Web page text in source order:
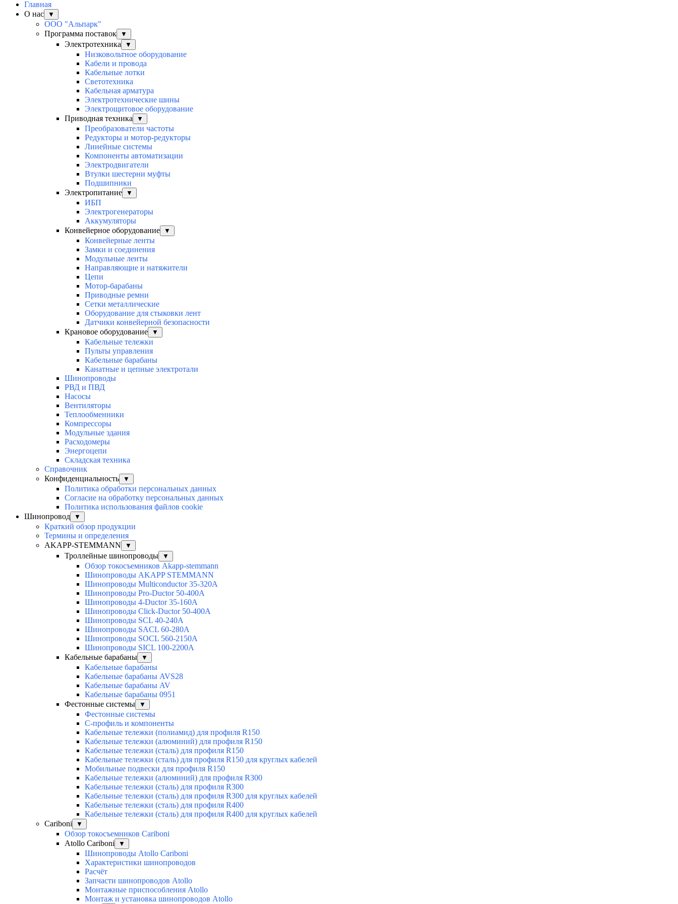
Главная
О нас
▼
ООО "Альпарк"
Программа поставок
▼
Электротехника ▼
Низковольтное оборудование
Кабели и провода
Кабельные лотки
Светотехника
Кабельная арматура
Электротехнические шины
Электрощитовое оборудование
Приводная техника
▼
Преобразователи частоты
Редукторы и мотор-редукторы
Линейные системы
Компоненты автоматизации
Электродвигатели
Втулки шестерни муфты
Подшипники
Электропитание
▼
ИБП
Электрогенераторы
Аккумуляторы
Конвейерное оборудование
▼
Конвейерные ленты
Замки и соединения
Модульные ленты
Направляющие и натяжители
Цепи
Мотор-барабаны
Приводные ремни
Сетки металлические
Оборудование для стыковки лент
Датчики конвейерной безопасности
Крановое оборудование
▼
Кабельные тележки
Пульты управления
Кабельные барабаны
Канатные и цепные электротали
Шинопроводы
РВД и ПВД
Насосы
Вентиляторы
Теплообменники
Компрессоры
Модульные здания
Расходомеры
Энергоцепи
Складская техника
Справочник
Конфиденциальность
▼
Политика обработки персональных данных
Согласие на обработку персональных данных
Политика использования файлов cookie
Шинопровод
▼
Краткий обзор продукции
Термины и определения
AKAPP-STEMMANN
▼
Троллейные шинопроводы ▼
Обзор токосъемников Akapp-stemmann
Шинопроводы AKAPP STEMMANN
Шинопроводы Multiconductor 35-320А
Шинопроводы Pro-Ductor 50-400А
Шинопроводы 4-Ductor 35-160А
Шинопроводы Click-Ductor 50-400А
Шинопроводы SCL 40-240А
Шинопроводы SACL 60-280А
Шинопроводы SOCL 560-2150А
Шинопроводы SICL 100-2200А
Кабельные барабаны
▼
Кабельные барабаны
Кабельные барабаны AVS28
Кабельные барабаны AV
Кабельные барабаны 0951
Фестонные системы
▼
Фестонные системы
С-профиль и компоненты
Кабельные тележки (полиамид) для профиля R150
Кабельные тележки (алюминий) для профиля R150
Кабельные тележки (сталь) для профиля R150
Кабельные тележки (сталь) для профиля R150 для круглых кабелей
Мобильные подвески для профиля R150
Кабельные тележки (алюминий) для профиля R300
Кабельные тележки (сталь) для профиля R300
Кабельные тележки (сталь) для профиля R300 для круглых кабелей
Кабельные тележки (сталь) для профиля R400
Кабельные тележки (сталь) для профиля R400 для круглых кабелей
Cariboni
▼
Обзор токосъемников Cariboni
Atollo Cariboni
▼
Шинопроводы Atollo Cariboni
Характеристики шинопроводов
Расчёт
Запчасти шинопроводов Atollo
Монтажные приспособления Atollo
Монтаж и установка шинопроводов Atollo